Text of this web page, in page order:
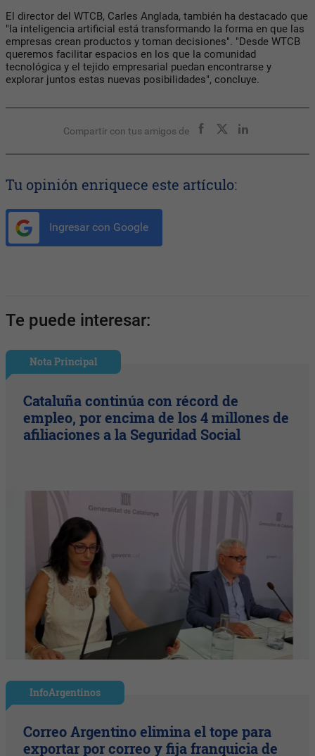
El director del WTCB, Carles Anglada, también ha destacado que
"la inteligencia artificial está transformando la forma en que las
empresas crean productos y toman decisiones". "Desde WTCB
queremos facilitar espacios en los que la comunidad
tecnológica y el tejido empresarial puedan encontrarse y
explorar juntos estas nuevas posibilidades", concluye.
Compartir con tus amigos de
Tu opinión enriquece este artículo:
Ingresar con Google
Te puede interesar:
Nota Principal
Cataluña continúa con récord de
empleo, por encima de los 4 millones de
afiliaciones a la Seguridad Social
InfoArgentinos
Correo Argentino elimina el tope para
exportar por correo y fija franquicia de